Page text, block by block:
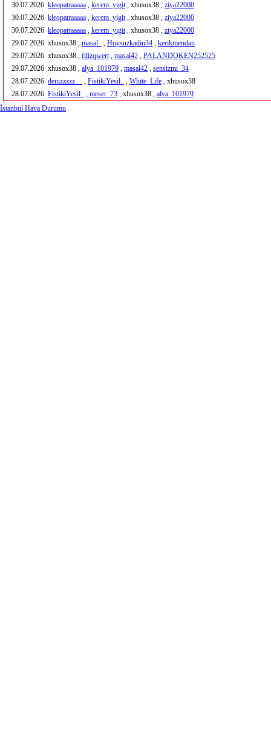
30.07.2026 kleopatraaaaa , kerem_yigit, xhusox38 , ziya22000
30.07.2026 kleopatraaaaa , kerem_yigit, xhusox38 , ziya22000
30.07.2026 kleopatraaaaa , kerem_yigit, xhusox38 , ziya22000
29.07.2026 xhusox38 , masal_ , Huysuzkadin34 , kerikmendan
29.07.2026 xhusox38 , filizqwert, masal42 , PALANDOKEN252525
29.07.2026 xhusox38 , alya_101979 , masal42 , sensizmi_34
28.07.2026 denizzzzz__ , FistikiYesil_ , White_Life , xhusox38
28.07.2026 FistikiYesil_ , meser_73 , xhusox38 , alya_101979
İstanbul Hava Durumu